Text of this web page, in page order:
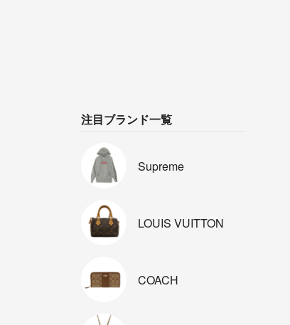
注目ブランド一覧
Supreme
LOUIS VUITTON
COACH